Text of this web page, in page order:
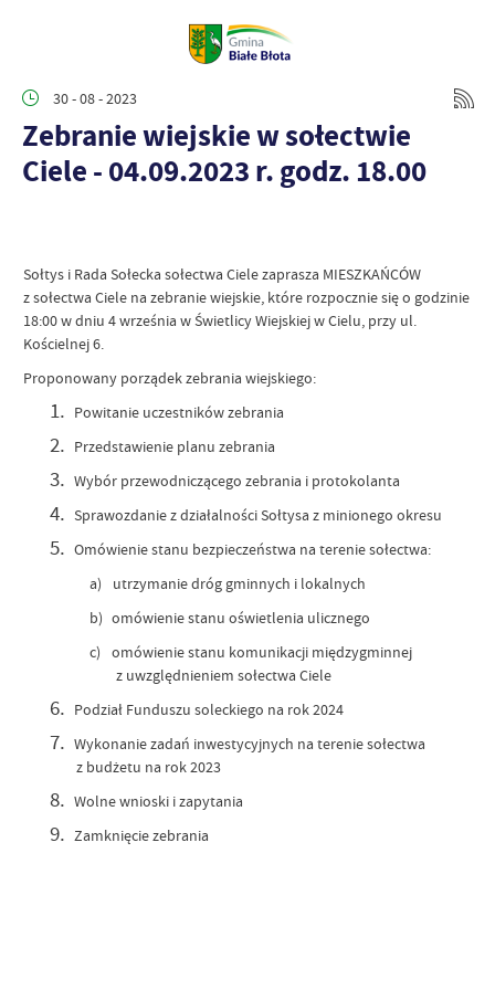
30 - 08 - 2023
Zebranie wiejskie w sołectwie
Ciele - 04.09.2023 r. godz. 18.00
Sołtys i Rada Sołecka sołectwa Ciele zaprasza MIESZKAŃCÓW
z sołectwa Ciele na zebranie wiejskie, które rozpocznie się o godzinie
18:00 w dniu 4 września w Świetlicy Wiejskiej w Cielu, przy ul.
Kościelnej 6.
Proponowany porządek zebrania wiejskiego:
1. Powitanie uczestników zebrania
2. Przedstawienie planu zebrania
3. Wybór przewodniczącego zebrania i protokolanta
4. Sprawozdanie z działalności Sołtysa z minionego okresu
5. Omówienie stanu bezpieczeństwa na terenie sołectwa:
a)
utrzymanie dróg gminnych i lokalnych
b) omówienie stanu oświetlenia ulicznego
c)
omówienie stanu komunikacji międzygminnej
z uwzględnieniem sołectwa Ciele
6. Podział Funduszu soleckiego na rok 2024
7. Wykonanie zadań inwestycyjnych na terenie sołectwa
z budżetu na rok 2023
8. Wolne wnioski i zapytania
9. Zamknięcie zebrania